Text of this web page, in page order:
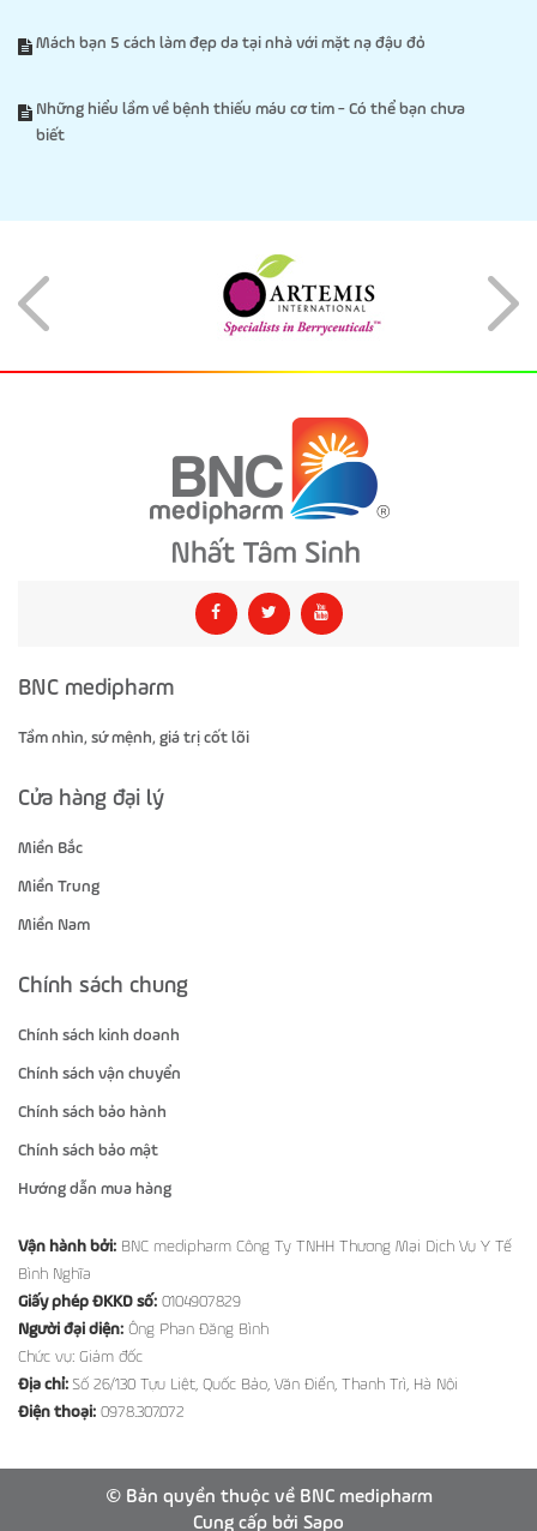
Mách bạn 5 cách làm đẹp da tại nhà với mặt nạ đậu đỏ
Những hiểu lầm về bệnh thiếu máu cơ tim - Có thể bạn chưa
biết
BNC medipharm
Tầm nhìn, sứ mệnh, giá trị cốt lõi
Cửa hàng đại lý
Miền Bắc
Miền Trung
Miền Nam
Chính sách chung
Chính sách kinh doanh
Chính sách vận chuyển
Chính sách bảo hành
Chính sách bảo mật
Hướng dẫn mua hàng
Vận hành bởi: BNC medipharm Công Ty TNHH Thương Mại Dịch Vụ Y Tế
Bình Nghĩa
Giấy phép ĐKKD số: 0104907829
Người đại diện: Ông Phan Đăng Bình
Chức vụ: Giám đốc
Địa chỉ: Số 26/130 Tựu Liệt, Quốc Bảo, Văn Điển, Thanh Trì, Hà Nội
Điện thoại: 0978.307.072
© Bản quyền thuộc về BNC medipharm
Cung cấp bởi Sapo